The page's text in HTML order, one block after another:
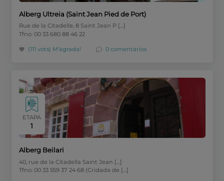
Alberg Ultreia (Saint Jean Pied de Port)
Rue de la Citadelle, 8 Saint Jean P […]
Tfno: 00 33 680 88 46 22
(111 vots) M’agrada! 0 comentarios
ETAPA
1
Alberg Beilari
40, rue de la Citadella Saint Jean […]
Tfno: 00 33 559 37 24 68 (Cridada de […]